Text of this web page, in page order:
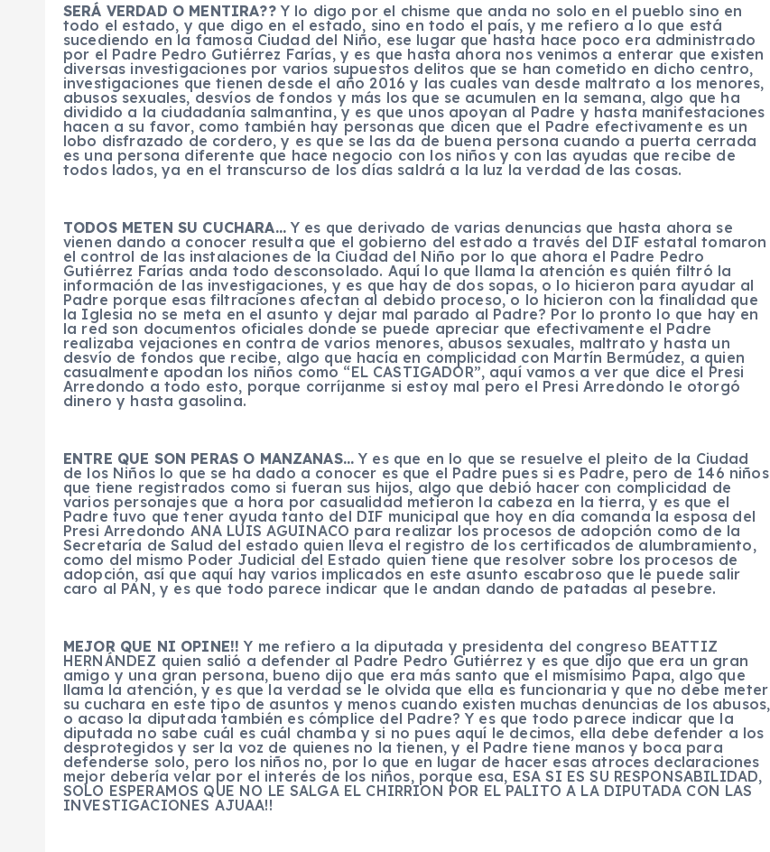
SERÁ VERDAD O MENTIRA?? Y lo digo por el chisme que anda no solo en el pueblo sino en
todo el estado, y que digo en el estado, sino en todo el país, y me refiero a lo que está
sucediendo en la famosa Ciudad del Niño, ese lugar que hasta hace poco era administrado
por el Padre Pedro Gutiérrez Farías, y es que hasta ahora nos venimos a enterar que existen
diversas investigaciones por varios supuestos delitos que se han cometido en dicho centro,
investigaciones que tienen desde el año 2016 y las cuales van desde maltrato a los menores,
abusos sexuales, desvíos de fondos y más los que se acumulen en la semana, algo que ha
dividido a la ciudadanía salmantina, y es que unos apoyan al Padre y hasta manifestaciones
hacen a su favor, como también hay personas que dicen que el Padre efectivamente es un
lobo disfrazado de cordero, y es que se las da de buena persona cuando a puerta cerrada
es una persona diferente que hace negocio con los niños y con las ayudas que recibe de
todos lados, ya en el transcurso de los días saldrá a la luz la verdad de las cosas.
TODOS METEN SU CUCHARA… Y es que derivado de varias denuncias que hasta ahora se
vienen dando a conocer resulta que el gobierno del estado a través del DIF estatal tomaron
el control de las instalaciones de la Ciudad del Niño por lo que ahora el Padre Pedro
Gutiérrez Farías anda todo desconsolado. Aquí lo que llama la atención es quién filtró la
información de las investigaciones, y es que hay de dos sopas, o lo hicieron para ayudar al
Padre porque esas filtraciones afectan al debido proceso, o lo hicieron con la finalidad que
la Iglesia no se meta en el asunto y dejar mal parado al Padre? Por lo pronto lo que hay en
la red son documentos oficiales donde se puede apreciar que efectivamente el Padre
realizaba vejaciones en contra de varios menores, abusos sexuales, maltrato y hasta un
desvío de fondos que recibe, algo que hacía en complicidad con Martín Bermúdez, a quien
casualmente apodan los niños como “EL CASTIGADOR”, aquí vamos a ver que dice el Presi
Arredondo a todo esto, porque corríjanme si estoy mal pero el Presi Arredondo le otorgó
dinero y hasta gasolina.
ENTRE QUE SON PERAS O MANZANAS…Y es que en lo que se resuelve el pleito de la Ciudad
de los Niños lo que se ha dado a conocer es que el Padre pues si es Padre, pero de 146 niños
que tiene registrados como si fueran sus hijos, algo que debió hacer con complicidad de
varios personajes que a hora por casualidad metieron la cabeza en la tierra, y es que el
Padre tuvo que tener ayuda tanto del DIF municipal que hoy en día comanda la esposa del
Presi Arredondo ANA LUIS AGUINACO para realizar los procesos de adopción como de la
Secretaría de Salud del estado quien lleva el registro de los certificados de alumbramiento,
como del mismo Poder Judicial del Estado quien tiene que resolver sobre los procesos de
adopción, así que aquí hay varios implicados en este asunto escabroso que le puede salir
caro al PAN, y es que todo parece indicar que le andan dando de patadas al pesebre.
MEJOR QUE NI OPINE!!Y me refiero a la diputada y presidenta del congreso BEATTIZ
HERNÁNDEZ quien salió a defender al Padre Pedro Gutiérrez y es que dijo que era un gran
amigo y una gran persona, bueno dijo que era más santo que el mismísimo Papa, algo que
llama la atención, y es que la verdad se le olvida que ella es funcionaria y que no debe meter
su cuchara en este tipo de asuntos y menos cuando existen muchas denuncias de los abusos,
o acaso la diputada también es cómplice del Padre? Y es que todo parece indicar que la
diputada no sabe cuál es cuál chamba y si no pues aquí le decimos, ella debe defender a los
desprotegidos y ser la voz de quienes no la tienen, y el Padre tiene manos y boca para
defenderse solo, pero los niños no, por lo que en lugar de hacer esas atroces declaraciones
mejor debería velar por el interés de los niños, porque esa, ESA SI ES SU RESPONSABILIDAD,
SOLO ESPERAMOS QUE NO LE SALGA EL CHIRRION POR EL PALITO A LA DIPUTADA CON LAS
INVESTIGACIONES AJUAA!!